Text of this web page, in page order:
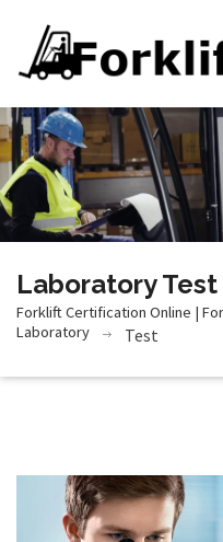
Laboratory Test
Forklift Certification Online |
Laboratory
Test